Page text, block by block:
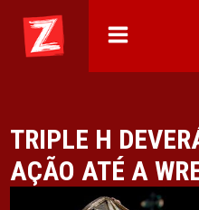
TRIPLE H
AÇÃO ATÉ A